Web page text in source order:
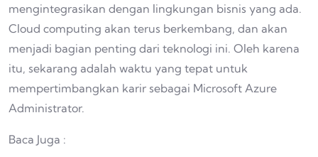
mengintegrasikan dengan lingkungan bisnis yang ada.
Cloud computing akan terus berkembang, dan akan
menjadi bagian penting dari teknologi ini. Oleh karena
itu, sekarang adalah waktu yang tepat untuk
mempertimbangkan karir sebagai Microsoft Azure
Administrator.
Baca Juga :